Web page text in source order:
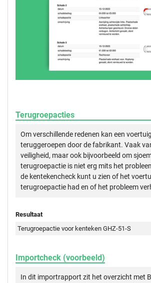
Terugroepacties
Om verschillende redenen kan een
teruggeroepen door de fabrikant. Vaak
veiligheid, maar ook bijvoorbeeld om
terugroepactie is niet erg mits het
de kentekencheck kunt u zien of het
terugroepactie had en of het probleem
Resultaat
Terugroepactie voor kenteken GHZ-51-S
Importcheck (voorbeeld)
In dit importrapport zit het overzicht met